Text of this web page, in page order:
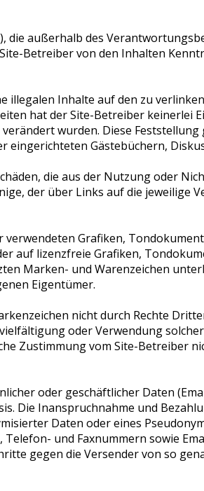
außerhalb des
Betreiber von den Inhalten
Inhalte auf den zu
hat der Site-Betreiber keinerlei
wurden. Diese
eingerichteten Gästebüchern,
die aus der Nutzung oder
der über Links auf die jeweilige
Grafiken,
auf lizenzfreie Grafiken,
Marken- und Warenzeichen
Eigentümer.
nicht durch Rechte
oder Verwendung
Zustimmung vom Site-Betreiber
oder geschäftlicher Daten
Die Inanspruchnahme und
Daten oder eines
und Faxnummern sowie
gegen die Versender von so